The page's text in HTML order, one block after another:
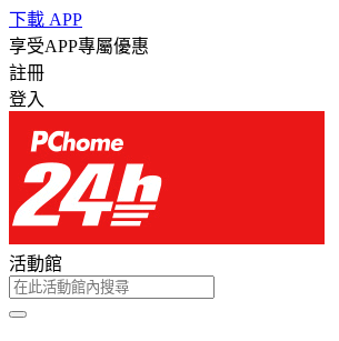
下載 APP
享受APP專屬優惠
註冊
登入
活動館